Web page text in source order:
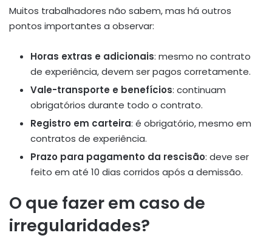
Muitos trabalhadores não sabem, mas há outros
pontos importantes a observar:
Horas extras e adicionais: mesmo no contrato
de experiência, devem ser pagos corretamente.
Vale-transporte e benefícios: continuam
obrigatórios durante todo o contrato.
Registro em carteira: é obrigatório, mesmo em
contratos de experiência.
Prazo para pagamento da rescisão: deve ser
feito em até 10 dias corridos após a demissão.
O que fazer em caso de
irregularidades?